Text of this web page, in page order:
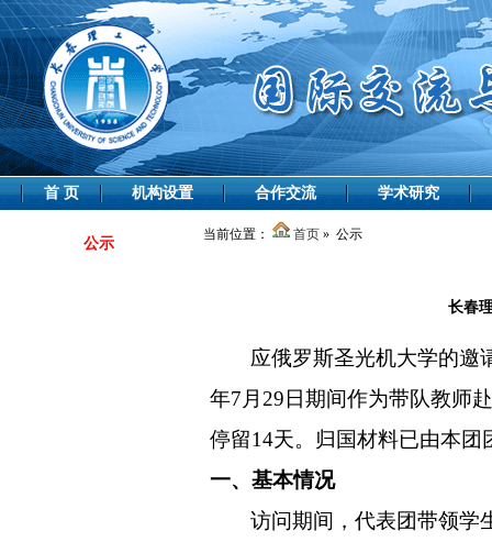
首 页 机构设置 合作交流 学术研究
公示
当前位置： 首页 » 公示
长春
应俄罗斯圣光机大学的邀
年7 月 29 日期间作为带队教师赴
停留14天。归国材料已由本团
一、 基本情况
访问期间，代表团带领学